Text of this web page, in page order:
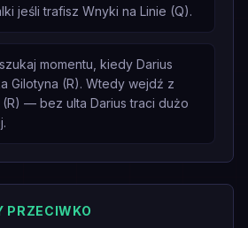
jeśli trafisz Wnyki na Linie (Q).
momentu, kiedy Darius
Gilotyna (R). Wtedy wejdź z
(R) — bez ulta Darius traci dużo
PRZECIWKO